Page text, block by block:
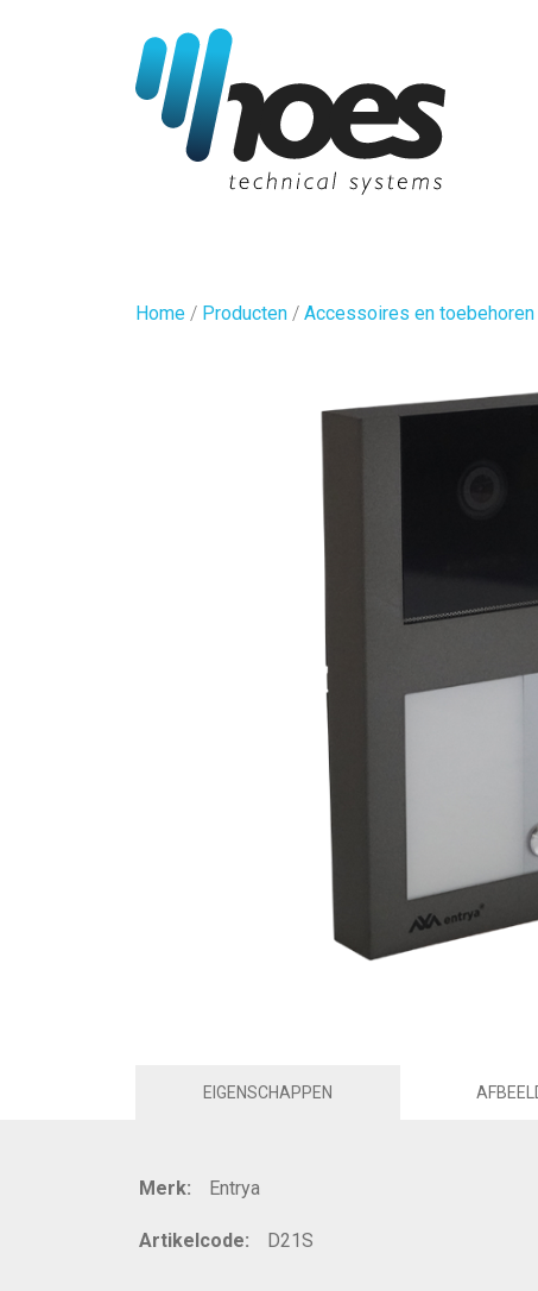
Home / Producten / Accessoires en toebehoren
EIGENSCHAPPEN
Merk: Entrya
Artikelcode: D21S